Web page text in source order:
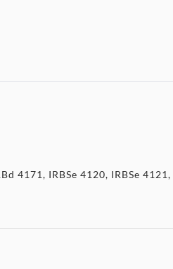
4171, IRBSe 4120, IRBSe